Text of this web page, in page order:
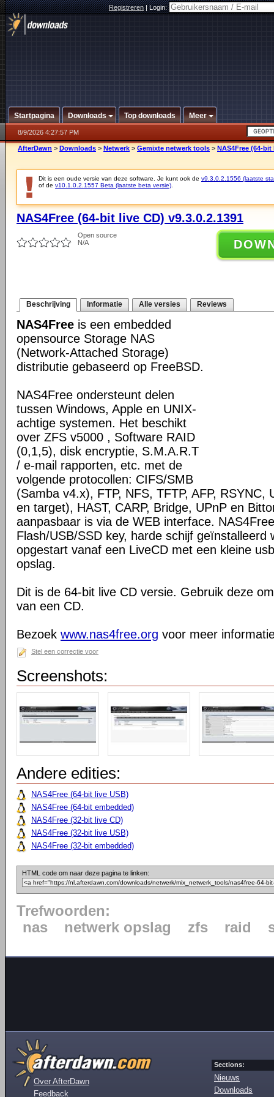
Registreren|Login:
Startpagina Downloads Top downloads Meer
8/9/2026 4:27:57 PM
AfterDawn > Downloads > Netwerk > Gemixte netwerk tools > NAS4Free (64-bit
Dit is een oude versie van deze software. Je kunt ook de v9.3.0.2.1556 (laatste
of de v10.1.0.2.1557 Beta (laatste beta versie)
NAS4Free (64-bit live CD) v9.3.0.2.1391
Open source
N/A
Beschrijving Informatie Alle versies Reviews
NAS4Free is een embedded
opensource Storage NAS
(Network-Attached Storage)
distributie gebaseerd op FreeBSD.
NAS4Free ondersteunt delen
tussen Windows, Apple en UNIX-
achtige systemen. Het beschikt
over ZFS v5000 , Software RAID
(0,1,5), disk encryptie, S.M.A.R.T
/ e-mail rapporten, etc. met de
volgende protocollen: CIFS/SMB
(Samba v4.x), FTP, NFS, TFTP, AFP, RSYNC,
en target), HAST, CARP, Bridge, UPnP en
aanpasbaar is via de WEB interface.
Flash/USB/SSD key, harde schijf geïnstalleerd
opgestart vanaf een LiveCD met een kleine
opslag.
Dit is de 64-bit live CD versie. Gebruik deze
van een CD.
Bezoek www.nas4free.org voor meer
Stel een correctie voor
Screenshots:
Andere edities:
NAS4Free (64-bit live USB)
NAS4Free (64-bit embedded)
NAS4Free (32-bit live CD)
NAS4Free (32-bit live USB)
NAS4Free (32-bit embedded)
HTML code om naar deze pagina te linken:
Trefwoorden:
nas
netwerk opslag zfs raid
Over AfterDawn
Feedback
Sections:
Nieuws
Downloads